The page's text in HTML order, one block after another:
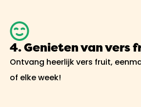
4. Genieten van vers
Ontvang heerlijk vers fruit,
of elke week!